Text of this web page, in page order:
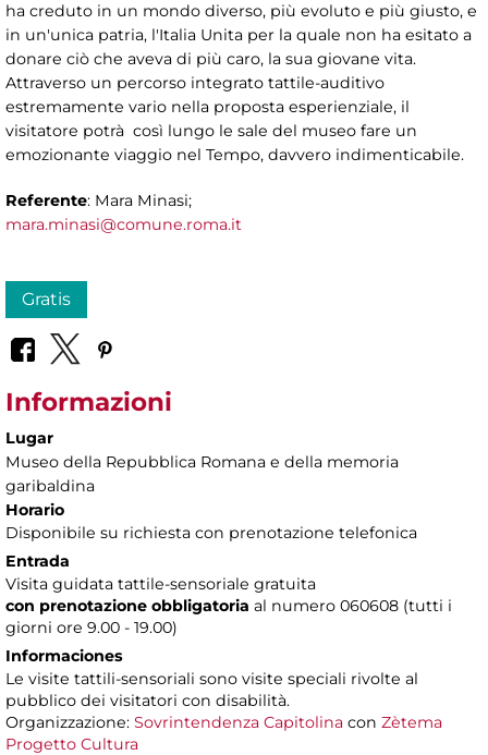
ha creduto in un mondo diverso, più evoluto e più giusto, e
in un'unica patria, l'Italia Unita per la quale non ha esitato a
donare ciò che aveva di più caro, la sua giovane vita.
Attraverso un percorso integrato tattile-auditivo
estremamente vario nella proposta esperienziale, il
visitatore potrà così lungo le sale del museo fare un
emozionante viaggio nel Tempo, davvero indimenticabile.
Referente: Mara Minasi;
mara.minasi@comune.roma.it
Gratis
Informazioni
Lugar
Museo della Repubblica Romana e della memoria
garibaldina
Horario
Disponibile su richiesta con prenotazione telefonica
Entrada
Visita guidata tattile-sensoriale gratuita
con prenotazione obbligatoria al numero 060608 (tutti i
giorni ore 9.00 - 19.00)
Informaciones
Le visite tattili-sensoriali sono visite speciali rivolte al
pubblico dei visitatori con disabilità.
Organizzazione: Sovrintendenza Capitolina con Zètema
Progetto Cultura